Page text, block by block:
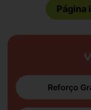
Página
Reforço